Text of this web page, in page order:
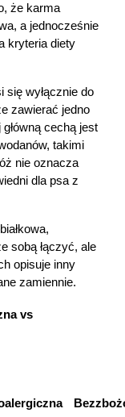
że karma
a jednocześnie
kryteria diety
się wyłącznie do
zawierać jedno
główną cechą jest
takimi
nie oznacza
dla psa z
sobą łączyć, ale
opisuje inny
zamiennie.
vs